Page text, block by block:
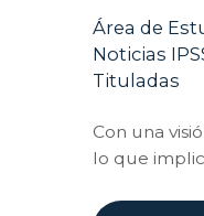
Área de
Noticias
Tituladas
Con una
lo que